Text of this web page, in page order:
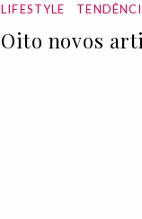
LIFESTYLE
Oito novos